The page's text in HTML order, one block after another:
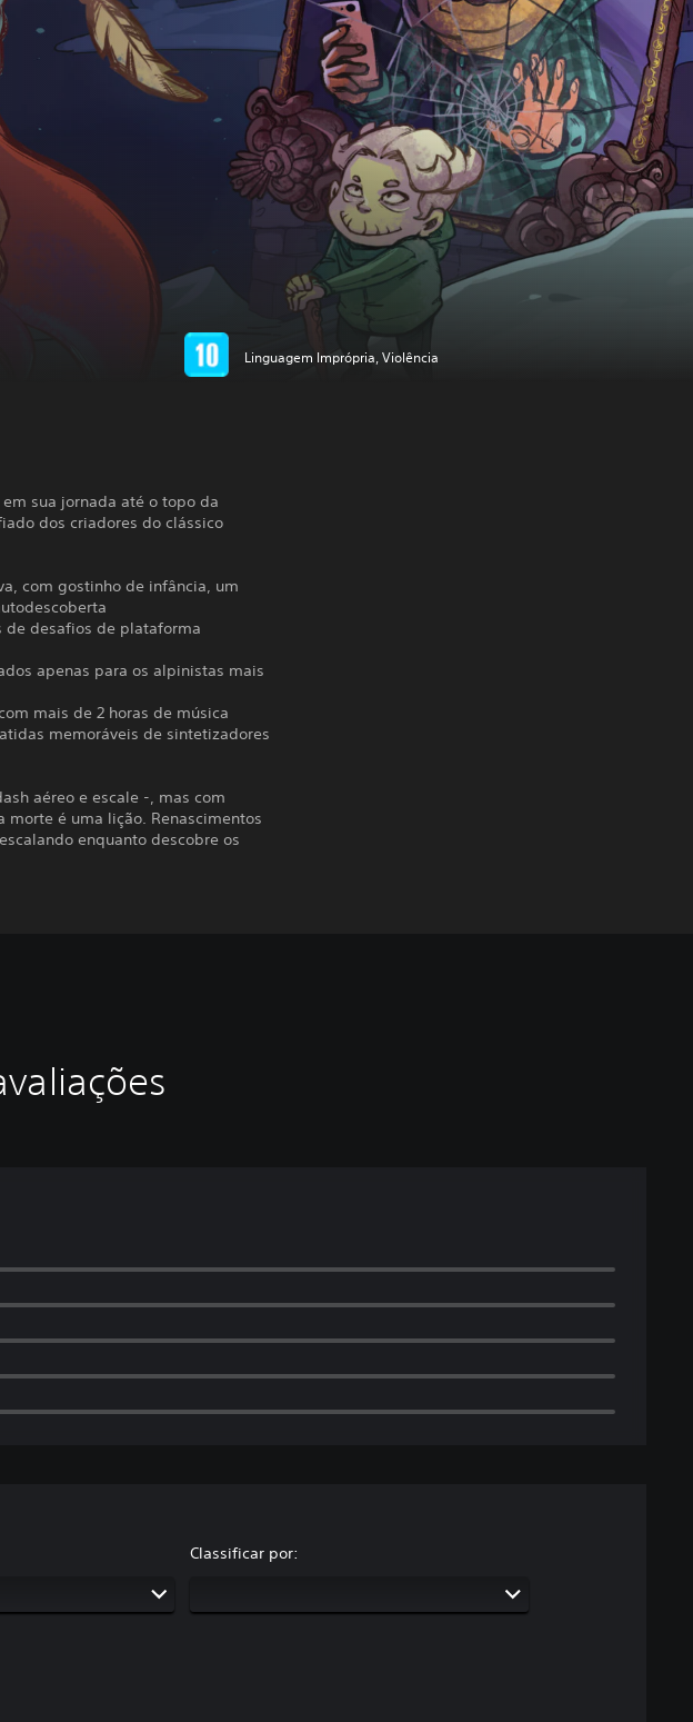
Linguagem Imprópria, Violência
sua jornada até o topo da
dos criadores do clássico
com gostinho de infância, um
de desafios de plataforma
apenas para os alpinistas mais
mais de 2 horas de música
memoráveis de sintetizadores
aéreo e escale -, mas com
é uma lição. Renascimentos
enquanto descobre os
Classificar por: